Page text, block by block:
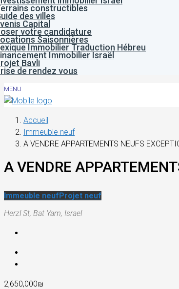
constructibles
des villes
Capital
votre candidature
Saisonnières
Immobilier Traduction Hébreu
Immobilier Israël
Bavli
de rendez vous
MENU
Accueil
Immeuble neuf
A VENDRE APPARTEMENTS NEUFS
A VENDRE
Immeuble neufProjet neuf
Herzl St, Bat Yam, Israel
2,650,000₪